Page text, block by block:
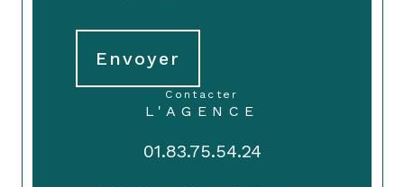
Envoyer
contacter
L'AGENCE
01.83.75.54.24